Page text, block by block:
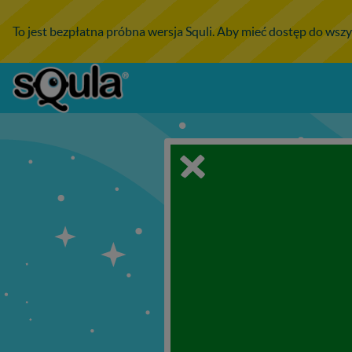
To jest bezpłatna próbna wersja Squli. Aby mieć dostęp do